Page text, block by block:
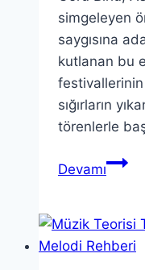
simgeleyen
saygısına
kutlanan bu
sığırların
törenlerle
DevamıGoru
Bihu